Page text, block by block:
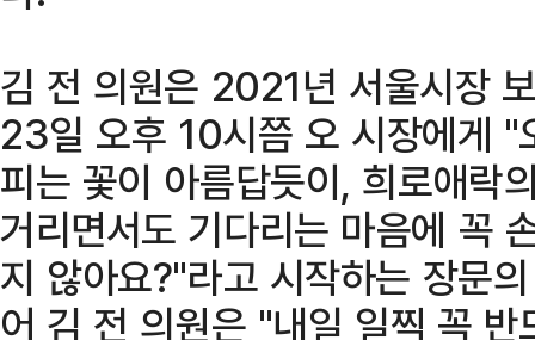
김 전 의원은 2021년 서울시장
23일 오후 10시쯤 오 시장에게 "
피는 꽃이 아름답듯이, 희로애락
거리면서도 기다리는 마음에 꼭
지 않아요?"라고 시작하는 장문
어 김 전 의원은 "내일 일찍 꼭